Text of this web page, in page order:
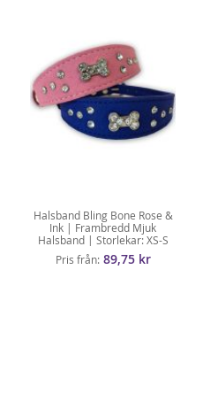
Halsband Bling Bone Rose &
Ink | Frambredd Mjuk
Halsband | Storlekar: XS-S
Pris från 89,75 kr